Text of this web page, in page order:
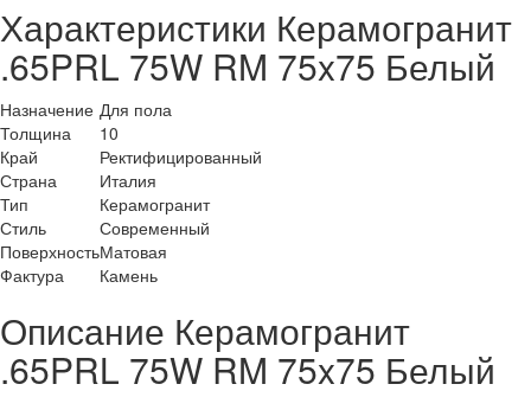
Характеристики Керамогранит
.65PRL 75W RM 75x75 Белый
Назначение Для пола
Толщина
10
Край
Ректифицированный
Страна
Италия
Тип
Керамогранит
Стиль
Современный
ПоверхностьМатовая
Фактура
Камень
Описание Керамогранит
.65PRL 75W RM 75x75 Белый